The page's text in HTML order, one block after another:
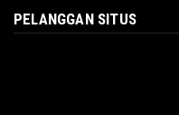
PELANGGAN SITUS